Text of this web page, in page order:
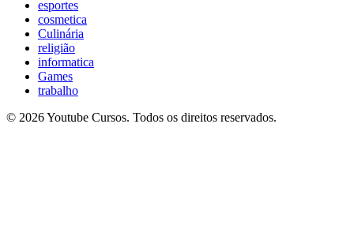
esportes
cosmetica
Culinária
religião
informatica
Games
trabalho
© 2026 Youtube Cursos. Todos os direitos reservados.